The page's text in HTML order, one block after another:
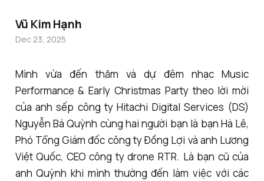
Mình vừa đến thăm và dự đêm nhạc Music
Performance & Early Christmas Party theo lời mời
của anh sếp công ty Hitachi Digital Services (DS)
Nguyễn Bá Quỳnh cùng hai người bạn là bạn Hà Lê,
Phó Tổng Giám đốc công ty Đồng Lợi và anh Lương
Việt Quốc, CEO công ty drone RTR. Là bạn cũ của
anh Quỳnh khi mình thường đến làm việc với các
Vũ Kim Hạnh
Dec 23, 2025